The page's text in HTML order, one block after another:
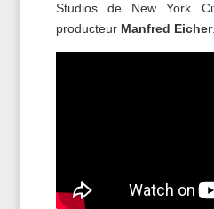
Studios de New York
producteur Manfred Eicher.